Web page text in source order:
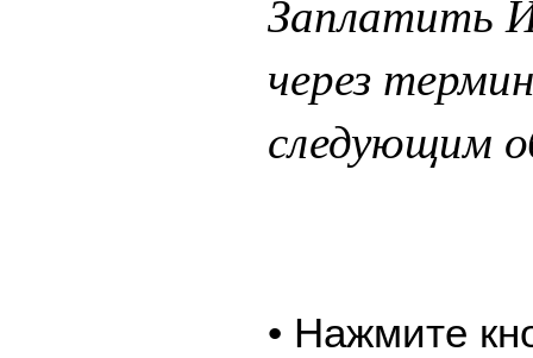
Заплатить
через
следующим
• Нажмите